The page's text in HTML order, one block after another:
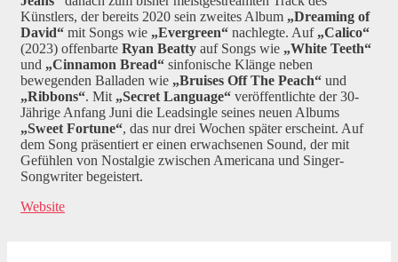
Künstlers, der bereits 2020 sein zweites Album „Dreaming of
David“ mit Songs wie „Evergreen“ nachlegte. Auf „Calico“
(2023) offenbarte Ryan Beatty auf Songs wie „White Teeth“
und „Cinnamon Bread“ sinfonische Klänge neben
bewegenden Balladen wie „Bruises Off The Peach“ und
„Ribbons“. Mit „Secret Language“ veröffentlichte der 30-
Jährige Anfang Juni die Leadsingle seines neuen Albums
„Sweet Fortune“, das nur drei Wochen später erscheint. Auf
dem Song präsentiert er einen erwachsenen Sound, der mit
Gefühlen von Nostalgie zwischen Americana und Singer-
Songwriter begeistert.
Website